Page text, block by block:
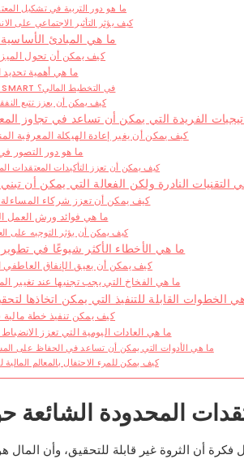
ما هو دور التربية في تشكيل
كيف يؤثر التأثير الاجتماعي على
ما هي المبادئ
كيف يمكن أن تحول
ما هي أهمية تحديد
ما هي أهداف SMART في التخطيط المالي؟
كيف يمكن أن يعزز تتبع
الفريدة التي يمكن أن تساعد في تجاوز
كيف يمكن أن يغير إعادة الهيكلة المعرفية
ما هو دور التصور
كيف يمكن أن تعزز التأكيدات المعتقدات
التقنيات النادرة ولكن الفعالة التي يمكن أن
كيف يمكن أن تعزز شركاء المساءلة
ما هي فوائد ورش العمل
كيف يمكن أن يؤثر التوجيه على
ما هي الأخطاء الأكثر شيوعًا في تطوير
كيف يمكن أن يعيق الإنفاق العاطفي
ما هي الفخاخ التي يجب تجنبها عند تغيير
الخطوات القابلة للتنفيذ التي يمكن اتخاذها
كيف يمكن تنفيذ خطة مالية
ما هي العادات اليومية التي تعزز
ما هي الأدوات التي يمكن أن تساعد في الحفاظ على
كيف يمكن للمرء الاحتفال بالمعالم المالية
المحدودة الشائعة
أن الثروة غير قابلة للتحقيق، وأن